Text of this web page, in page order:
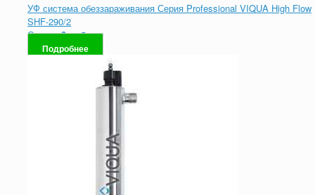
УФ система обеззараживания Серия Professional VIQUA High Flow
SHF-290/2
Оценка0из 5
Подробнее